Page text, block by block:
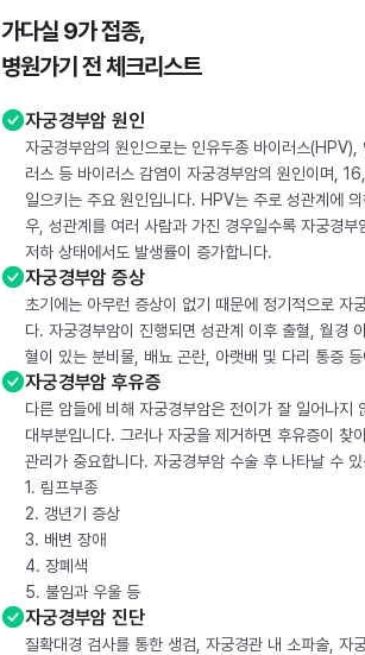
가다실 9가 접종,
병원가기 전 체크리스트
자궁경부암 원인
자궁경부암의 원인으로는 인유두종 바이러스
러스 등 바이러스 감염이 자궁경부암의 원인이며,
일으키는 주요 원인입니다. HPV는 주로 성관계에
우, 성관계를 여러 사람과 가진 경우일수록 자궁경
저하 상태에서도 발생률이 증가합니다.
자궁경부암 증상
초기에는 아무런 증상이 없기 때문에 정기적으로 자
다. 자궁경부암이 진행되면 성관계 이후 출혈, 월경
혈이 있는 분비물, 배뇨 곤란, 아랫배 및 다리 통증
자궁경부암 후유증
다른 암들에 비해 자궁경부암은 전이가 잘 일어나지
대부분입니다. 그러나 자궁을 제거하면 후유증이 찾
관리가 중요합니다. 자궁경부암 수술 후 나타날 수
1. 림프부종
2. 갱년기 증상
3. 배변 장애
4. 장폐색
5. 불임과 우울 등
자궁경부암 진단
질확대경 검사를 통한 생검, 자궁경관 내 소파술, 자